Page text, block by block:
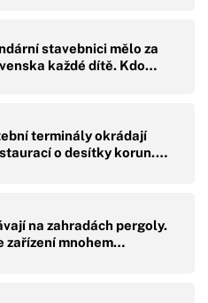
stavebnici mělo za
každé dítě. Kdo…
terminály okrádají
o desítky korun.…
na zahradách pergoly.
zařízení mnohem…